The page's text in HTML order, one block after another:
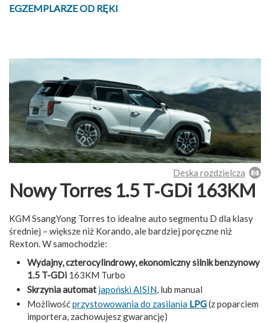
EGZEMPLARZE OD RĘKI
Deska rozdzielcza
Nowy Torres 1.5 T‑GDi 163KM
KGM SsangYong Torres to idealne auto segmentu D dla klasy
średniej – większe niż Korando, ale bardziej poręczne niż
Rexton. W samochodzie:
Wydajny, czterocylindrowy, ekonomiczny silnik benzynowy
1.5 T-GDi 163KM Turbo
Skrzynia automat japoński AISIN, lub manual
Możliwośćprzystowowania do zasilania LPG(z poparciem
importera, zachowujesz gwarancję)